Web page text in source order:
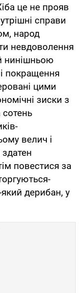
це не прояв
справи
народ
невдоволення
нинішньою
покращення
цими
зиски з
сотень
велич і
повестися за
дерибан, у